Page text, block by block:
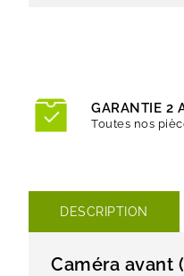
GARANTIE 2
Toutes nos
DESCRIPTION
Caméra avant